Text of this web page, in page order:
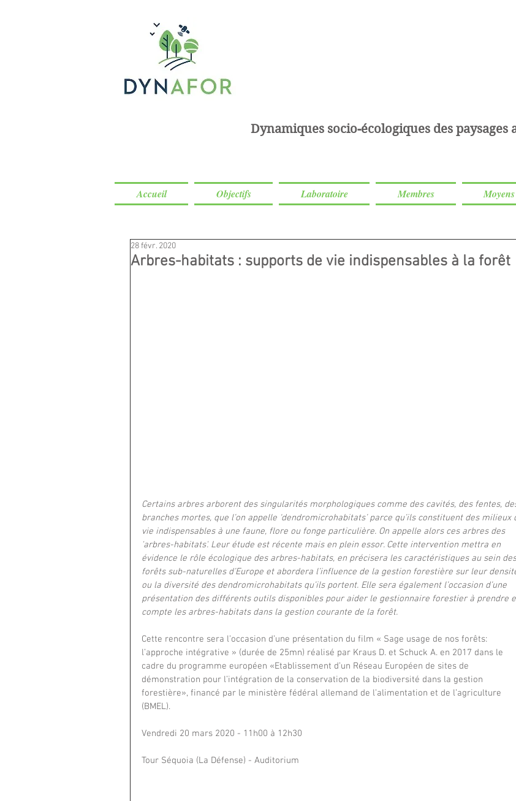
Dynamiques socio-écologiques des paysages
Accueil Objectifs Laboratoire Membres Moyens
Arbres-habitats : supports de vie indispensables à la forêt
28 févr. 2020
Certains arbres arborent des singularités morphologiques comme des cavités, des fentes,
branches mortes, que l’on appelle ‘dendromicrohabitats’ parce qu’ils constituent des milieux
vie indispensables à une faune, flore ou fonge particulière. On appelle alors ces arbres des
'arbres-habitats'. Leur étude est récente mais en plein essor. Cette intervention mettra en
évidence le rôle écologique des arbres-habitats, en précisera les caractéristiques au sein
forêts sub-naturelles d’Europe et abordera l’influence de la gestion forestière sur leur
ou la diversité des dendromicrohabitats qu’ils portent. Elle sera également l’occasion d’une
présentation des différents outils disponibles pour aider le gestionnaire forestier à prendre
compte les arbres-habitats dans la gestion courante de la forêt.
Cette rencontre sera l’occasion d’une présentation du film « Sage usage de nos forêts:
l’approche intégrative » (durée de 25mn) réalisé par Kraus D. et Schuck A. en 2017 dans le
cadre du programme européen «Etablissement d’un Réseau Européen de sites de
démonstration pour l’intégration de la conservation de la biodiversité dans la gestion
forestière», financé par le ministère fédéral allemand de l’alimentation et de l’agriculture
(BMEL).
Vendredi 20 mars 2020 - 11h00 à 12h30
Tour Séquoia (La Défense) - Auditorium